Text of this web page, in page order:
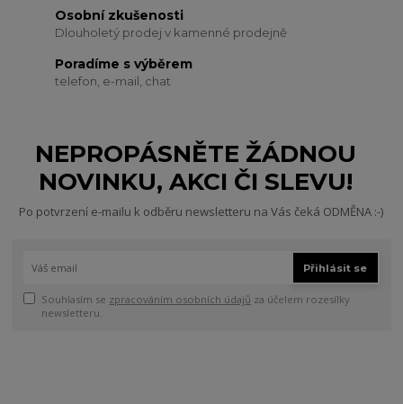
Osobní zkušenosti
Dlouholetý prodej v kamenné prodejně
Poradíme s výběrem
telefon, e-mail, chat
NEPROPÁSNĚTE ŽÁDNOU
NOVINKU, AKCI ČI SLEVU!
Po potvrzení e-mailu k odběru newsletteru na Vás čeká ODMĚNA :-)
Přihlásit se
Souhlasím se zpracováním osobních údajů za účelem rozesílky
newsletteru.